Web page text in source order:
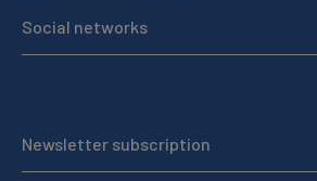
Social networks
Newsletter subscription